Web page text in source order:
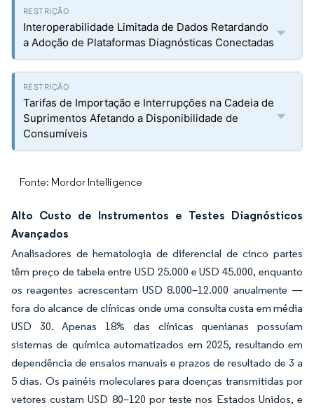
Interoperabilidade Limitada de Dados Retardando
a Adoção de Plataformas Diagnósticas Conectadas
Tarifas de Importação e Interrupções na Cadeia de
Suprimentos Afetando a Disponibilidade de
Consumíveis
Fonte: Mordor Intelligence
Alto Custo de Instrumentos e Testes Diagnósticos
Avançados
Analisadores de hematologia de diferencial de cinco partes
têm preço de tabela entre USD 25.000 e USD 45.000, enquanto
os reagentes acrescentam USD 8.000–12.000 anualmente —
fora do alcance de clínicas onde uma consulta custa em média
USD 30. Apenas 18% das clínicas quenianas possuíam
sistemas de química automatizados em 2025, resultando em
dependência de ensaios manuais e prazos de resultado de 3 a
5 dias. Os painéis moleculares para doenças transmitidas por
vetores custam USD 80–120 por teste nos Estados Unidos, e